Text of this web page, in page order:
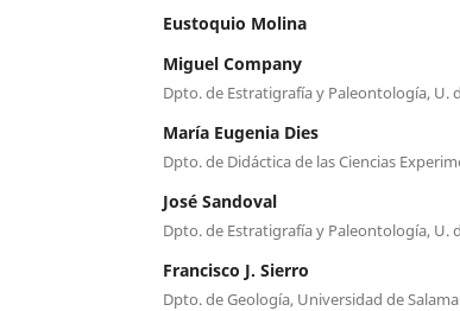
Eustoquio Molina
Miguel Company
Dpto. de Estratigrafía y Paleontología, U.
María Eugenia Dies
Dpto. de Didáctica de las Ciencias
José Sandoval
Dpto. de Estratigrafía y Paleontología, U.
Francisco J. Sierro
Dpto. de Geología, Universidad de